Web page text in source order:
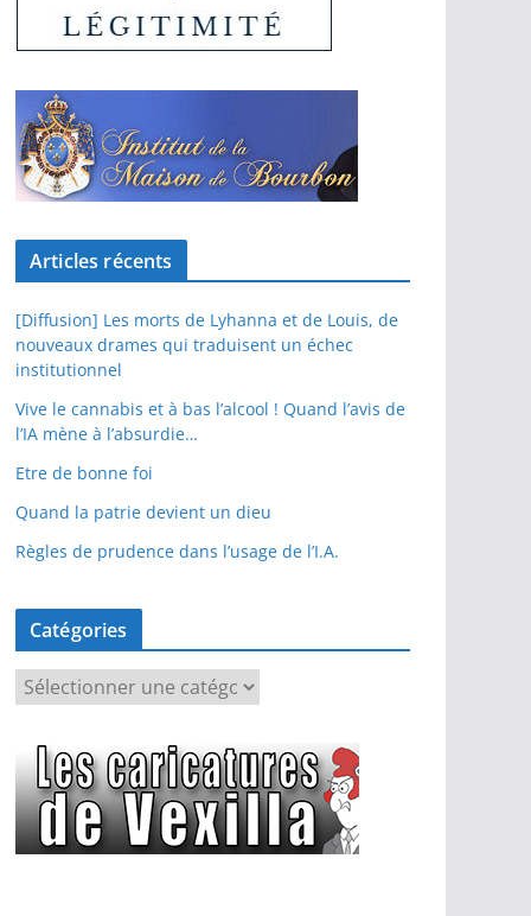
Articles récents
[Diffusion] Les morts de Lyhanna et de Louis, de
nouveaux drames qui traduisent un échec
institutionnel
Vive le cannabis et à bas l’alcool ! Quand l’avis de
l’IA mène à l’absurdie…
Etre de bonne foi
Quand la patrie devient un dieu
Règles de prudence dans l’usage de l’I.A.
Catégories
é
g
o
r